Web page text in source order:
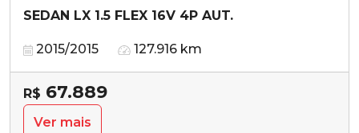
SEDAN LX 1.5 FLEX 16V 4P AUT.
2015/2015 127.916 km
R$ 67.889
Ver mais